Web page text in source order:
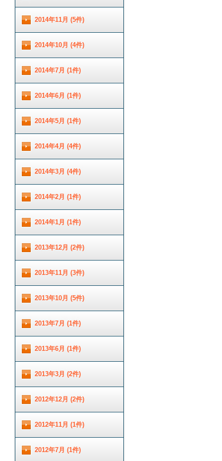
2014年11月 (5件)
2014年10月 (4件)
2014年7月 (1件)
2014年6月 (1件)
2014年5月 (1件)
2014年4月 (4件)
2014年3月 (4件)
2014年2月 (1件)
2014年1月 (1件)
2013年12月 (2件)
2013年11月 (3件)
2013年10月 (5件)
2013年7月 (1件)
2013年6月 (1件)
2013年3月 (2件)
2012年12月 (2件)
2012年11月 (1件)
2012年7月 (1件)